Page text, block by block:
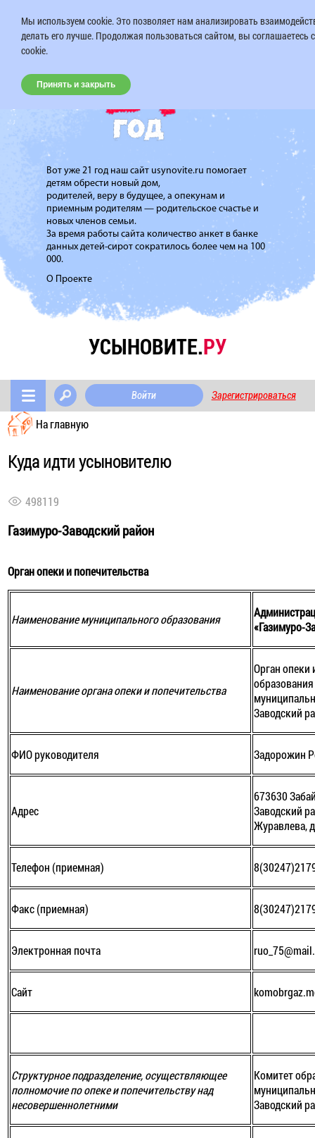
Вот уже 21 год наш сайт usynovite.ru помогает
детям обрести новый дом,
родителей, веру в будущее, а опекунам и
приемным родителям — родительское счастье и
новых членов семьи.
За время работы сайта количество анкет в банке
данных детей-сирот сократилось более чем на 100
000.
О Проекте
УСЫНОВИТЕ.РУ
Войти Зарегистрироваться
На главную
Куда идти усыновителю
498119
Газимуро-Заводский район
Орган опеки и попечительства
Наименование муниципального образования
«Газимуро-
Наименование органа опеки и попечительства
Орган опеки
Заводский
ФИО руководителя Задорожин
Адрес
673630
Заводский
Журавлева,
Телефон (приемная)
Факс (приемная)
Электронная почта
Сайт
Структурное подразделение, осуществляющее
полномочие по опеке и попечительству над
несовершеннолетними
Комитет
Заводский
Мы используем cookie. Это позволяет нам анализировать
делать его лучше. Продолжая пользоваться сайтом, вы соглашаетесь
cookie.
Принять и закрыть